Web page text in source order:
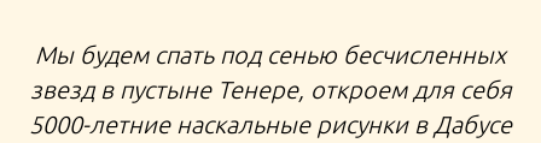
Мы будем спать под сенью бесчисленных
звезд в пустыне Тенере, откроем для себя
5000-летние наскальные рисунки в Дабусе